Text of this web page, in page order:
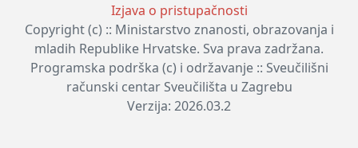
Izjava o pristupačnosti
Copyright (c) :: Ministarstvo znanosti, obrazovanja i
mladih Republike Hrvatske. Sva prava zadržana.
Programska podrška (c) i održavanje :: Sveučilišni
računski centar Sveučilišta u Zagrebu
Verzija: 2026.03.2